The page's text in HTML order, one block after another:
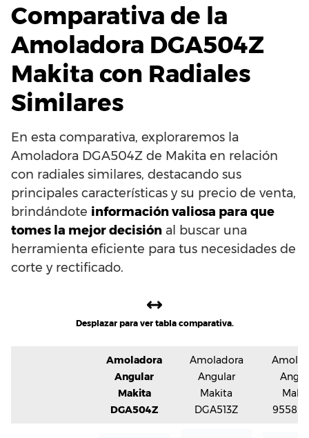
Comparativa de la
Amoladora DGA504Z
Makita con Radiales
Similares
En esta comparativa, exploraremos la
Amoladora DGA504Z de Makita en relación
con radiales similares, destacando sus
principales características y su precio de venta,
brindándote información valiosa para que
tomes la mejor decisión al buscar una
herramienta eficiente para tus necesidades de
corte y rectificado.
Desplazar para ver tabla comparativa.
Amoladora
Angular
Makita
DGA504Z
Amoladora
Angular
Makita
DGA513Z